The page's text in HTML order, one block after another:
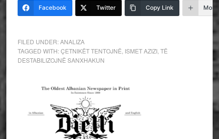
Facebook Twitter Copy Link More
FILED UNDER:ANALIZA
TAGGED WITH:ÇETNIKËT TENTOJNË ISMET AZIZI, TË
DESTABILIZOJNË SANXHAKUN